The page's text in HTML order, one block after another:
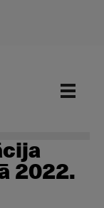
2022.